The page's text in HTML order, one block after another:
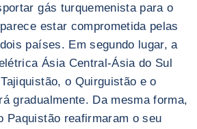
gás turquemenista para o
estar comprometida pelas
países. Em segundo lugar, a
Ásia Central-Ásia do Sul
o Quirguistão e o
gradualmente. Da mesma forma,
Paquistão reafirmaram o seu